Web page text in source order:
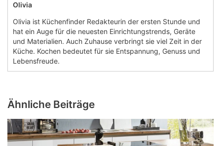
Olivia
Olivia ist Küchenfinder Redakteurin der ersten Stunde und
hat ein Auge für die neuesten Einrichtungstrends, Geräte
und Materialien. Auch Zuhause verbringt sie viel Zeit in der
Küche. Kochen bedeutet für sie Entspannung, Genuss und
Lebensfreude.
Ähnliche Beiträge